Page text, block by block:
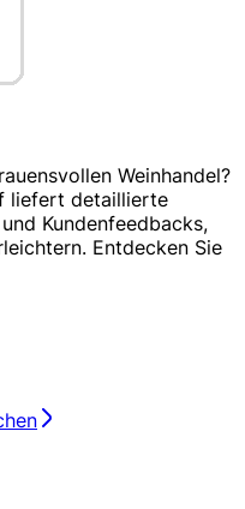
Weinhandel?
liefert detaillierte
Kundenfeedbacks,
Entdecken Sie